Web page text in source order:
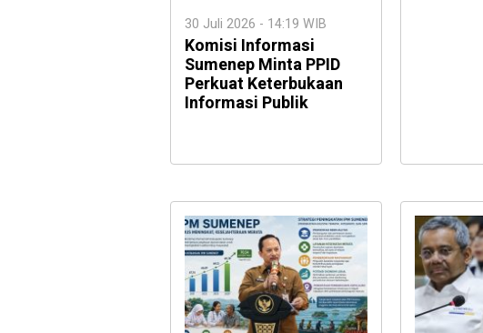
30 Juli 2026 - 14:19 WIB
Komisi Informasi
Sumenep Minta PPID
Perkuat Keterbukaan
Informasi Publik